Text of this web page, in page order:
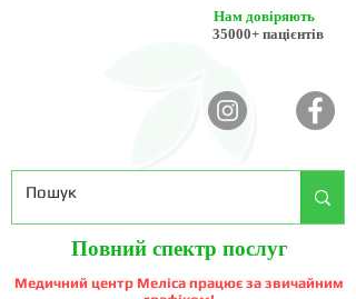
Нам довіряють
35000+ пацієнтів
Повний спектр послуг
Медичний центр Меліса працює за звичайним